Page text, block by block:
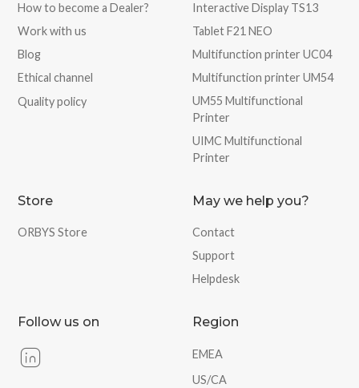
How to become a Dealer?
Work with us
Blog
Ethical channel
Quality policy
Interactive Display TS13
Tablet F21 NEO
Multifunction printer UC04
Multifunction printer UM54
UM55 Multifunctional
Printer
UIMC Multifunctional
Printer
Store
ORBYS Store
May we help you?
Contact
Support
Helpdesk
Follow us on Region
EMEA
US/CA